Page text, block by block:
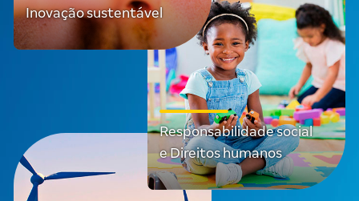
Inovação sustentável
Responsabilidade social
e Direitos humanos